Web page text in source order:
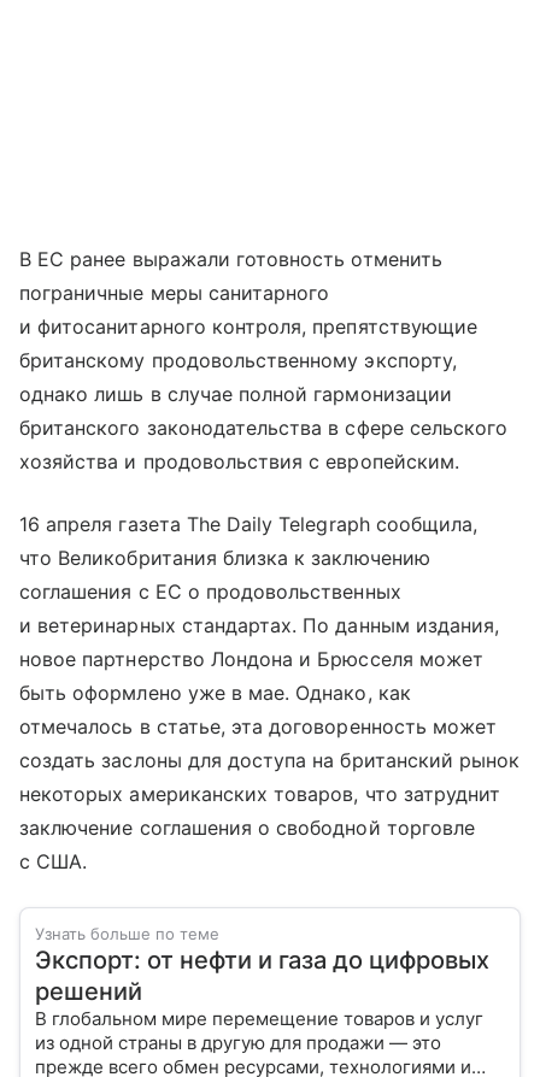
В ЕС ранее выражали готовность отменить
пограничные меры санитарного
и фитосанитарного контроля, препятствующие
британскому продовольственному экспорту,
однако лишь в случае полной гармонизации
британского законодательства в сфере сельского
хозяйства и продовольствия с европейским.
16 апреля газета The Daily Telegraph сообщила,
что Великобритания близка к заключению
соглашения с ЕС о продовольственных
и ветеринарных стандартах. По данным издания,
новое партнерство Лондона и Брюсселя может
быть оформлено уже в мае. Однако, как
отмечалось в статье, эта договоренность может
создать заслоны для доступа на британский рынок
некоторых американских товаров, что затруднит
заключение соглашения о свободной торговле
с США.
Узнать больше по теме
Экспорт: от нефти и газа до цифровых
решений
В глобальном мире перемещение товаров и услуг
из одной страны в другую для продажи — это
прежде всего обмен ресурсами, технологиями и